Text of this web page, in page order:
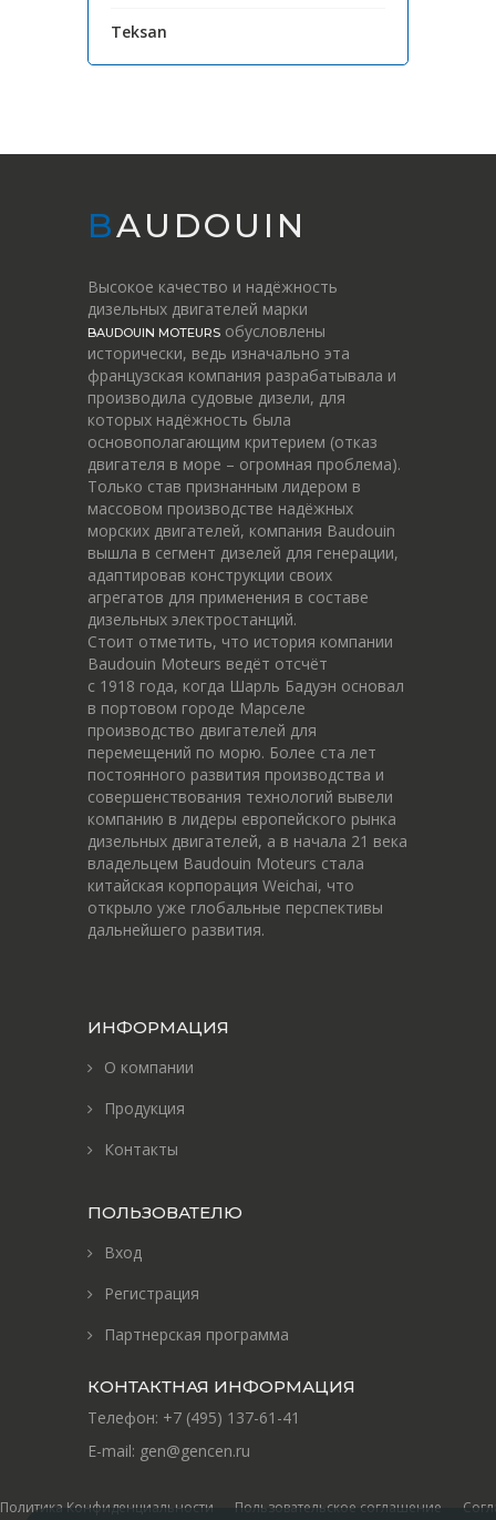
Teksan
BAUDOUIN
Высокое качество и надёжность
дизельных двигателей марки
BAUDOUIN MOTEURS обусловлены
исторически, ведь изначально эта
французская компания разрабатывала и
производила судовые дизели, для
которых надёжность была
основополагающим критерием (отказ
двигателя в море – огромная проблема).
Только став признанным лидером в
массовом производстве надёжных
морских двигателей, компания Baudouin
вышла в сегмент дизелей для генерации,
адаптировав конструкции своих
агрегатов для применения в составе
дизельных электростанций.
Стоит отметить, что история компании
Baudouin Moteurs ведёт отсчёт
c 1918 года, когда Шарль Бадуэн основал
в портовом городе Марселе
производство двигателей для
перемещений по морю. Более ста лет
постоянного развития производства и
совершенствования технологий вывели
компанию в лидеры европейского рынка
дизельных двигателей, а в начала 21 века
владельцем Baudouin Moteurs стала
китайская корпорация Weichai, что
открыло уже глобальные перспективы
дальнейшего развития.
ИНФОРМАЦИЯ
О компании
Продукция
Контакты
ПОЛЬЗОВАТЕЛЮ
Вход
Регистрация
Партнерская программа
КОНТАКТНАЯ ИНФОРМАЦИЯ
Телефон: +7 (495) 137-61-41
E-mail: gen@gencen.ru
Политика Конфиденциальности Пользовательское соглашение